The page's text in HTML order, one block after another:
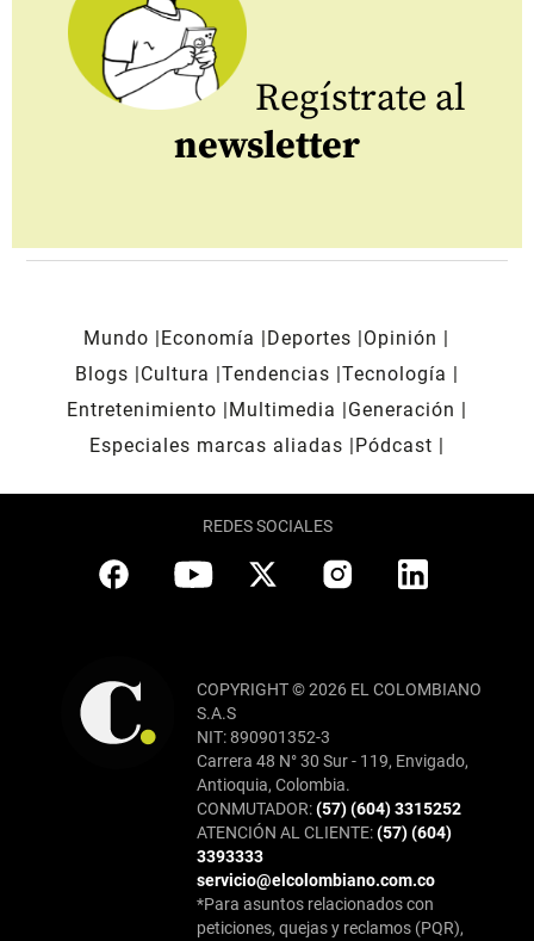
Regístrate al
newsletter
Mundo Economía Deportes
Opinión
Blogs
Cultura Tendencias Tecnología
Entretenimiento
Multimedia
Generación
Especiales marcas aliadas
Pódcast
REDES SOCIALES
COPYRIGHT © 2026 EL COLOMBIANO
S.A.S
NIT: 890901352-3
Carrera 48 N° 30 Sur - 119, Envigado,
Antioquia, Colombia.
CONMUTADOR:(57) (604) 3315252
ATENCIÓN AL CLIENTE:(57) (604)
3393333
servicio@elcolombiano.com.co
*Para asuntos relacionados con
peticiones, quejas y reclamos (PQR),